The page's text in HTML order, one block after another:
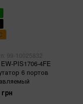
99-10025832
PIS1706-4FE
6 портов